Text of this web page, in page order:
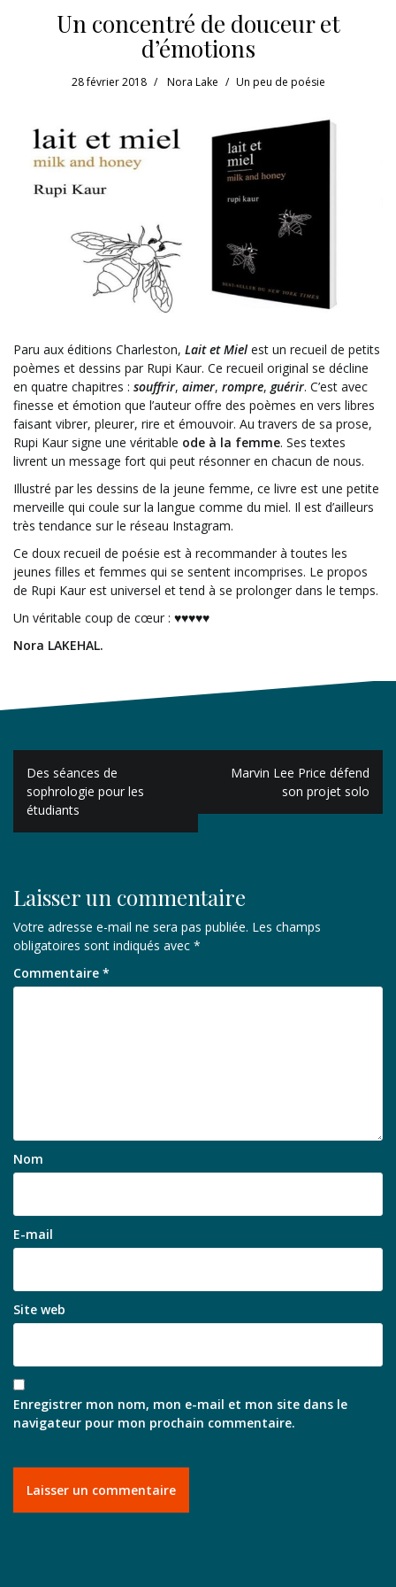
Un concentré de douceur et
d’émotions
28 février 2018 Nora Lake Un peu de poésie
Paru aux éditions Charleston, Lait et Miel est un recueil de petits
poèmes et dessins par Rupi Kaur. Ce recueil original se décline
en quatre chapitres : souffrir, aimer, rompre, guérir. C’est avec
finesse et émotion que l’auteur offre des poèmes en vers libres
faisant vibrer, pleurer, rire et émouvoir. Au travers de sa prose,
Rupi Kaur signe une véritable ode à la femme. Ses textes
livrent un message fort qui peut résonner en chacun de nous.
Illustré par les dessins de la jeune femme, ce livre est une petite
merveille qui coule sur la langue comme du miel. Il est d’ailleurs
très tendance sur le réseau Instagram.
Ce doux recueil de poésie est à recommander à toutes les
jeunes filles et femmes qui se sentent incomprises. Le propos
de Rupi Kaur est universel et tend à se prolonger dans le temps.
Un véritable coup de cœur : ♥♥♥♥♥
Nora LAKEHAL.
Navigation
de
l’article
Des séances de
sophrologie pour les
étudiants
Marvin Lee Price défend
son projet solo
Laisser un commentaire
Votre adresse e-mail ne sera pas publiée. Les champs
obligatoires sont indiqués avec *
Commentaire *
Nom
E-mail
Site web
Enregistrer mon nom, mon e-mail et mon site dans le
navigateur pour mon prochain commentaire.